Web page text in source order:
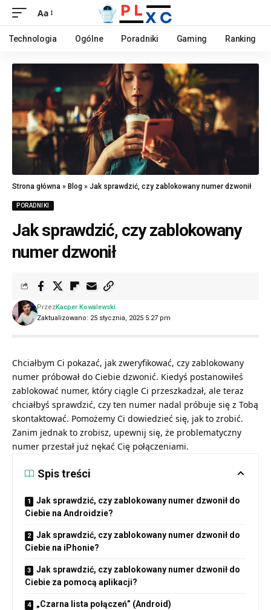
Aa
Technologia Ogólne Poradniki Gaming Ranking
Strona główna » Blog » Jak sprawdzić, czy zablokowany numer dzwonił
PORADNIKI
Jak sprawdzić, czy zablokowany
numer dzwonił
Zaktualizowano: 25 stycznia, 2025 5:27 pm
PrzezKacper Kowalewski
Chciałbym Ci pokazać, jak zweryfikować, czy zablokowany
numer próbował do Ciebie dzwonić. Kiedyś postanowiłeś
zablokować numer, który ciągle Ci przeszkadzał, ale teraz
chciałbyś sprawdzić, czy ten numer nadal próbuje się z Tobą
skontaktować. Pomożemy Ci dowiedzieć się, jak to zrobić.
Zanim jednak to zrobisz, upewnij się, że problematyczny
numer przestał już nękać Cię połączeniami.
Spis treści
Jak sprawdzić, czy zablokowany numer dzwonił do
Ciebie na Androidzie?
Jak sprawdzić, czy zablokowany numer dzwonił do
Ciebie na iPhonie?
Jak sprawdzić, czy zablokowany numer dzwonił do
Ciebie za pomocą aplikacji?
„Czarna lista połączeń” (Android)